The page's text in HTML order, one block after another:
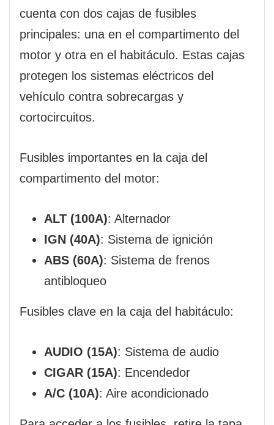
cuenta con dos cajas de fusibles
principales: una en el compartimento del
motor y otra en el habitáculo. Estas cajas
protegen los sistemas eléctricos del
vehículo contra sobrecargas y
cortocircuitos.
Fusibles importantes en la caja del
compartimento del motor:
ALT (100A): Alternador
IGN (40A): Sistema de ignición
ABS (60A): Sistema de frenos
antibloqueo
Fusibles clave en la caja del habitáculo:
AUDIO (15A): Sistema de audio
CIGAR (15A): Encendedor
A/C (10A): Aire acondicionado